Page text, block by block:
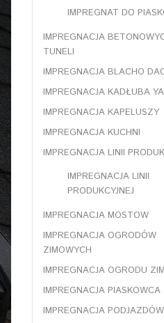
IMPREGNAT DO
IMPREGNACJA
TUNELI
IMPREGNACJA BLACHO
IMPREGNACJA KADŁUBA
IMPREGNACJA KAPELUSZY
IMPREGNACJA KUCHNI
IMPREGNACJA LINII
IMPREGNACJA LINII
PRODUKCYJNEJ
IMPREGNACJA MOSTOW
IMPREGNACJA OGRODÓW
ZIMOWYCH
IMPREGNACJA OGRODU
IMPREGNACJA PIASKOWCA
IMPREGNACJA PODJAZDÓW